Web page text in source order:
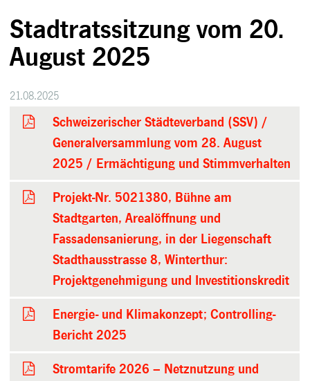
Stadtratssitzung vom 20.
August 2025
21.08.2025
Schweizerischer Städteverband (SSV) /
Generalversammlung vom 28. August
2025 / Ermächtigung und Stimmverhalten
Projekt-Nr. 5021380, Bühne am
Stadtgarten, Arealöffnung und
Fassadensanierung, in der Liegenschaft
Stadthausstrasse 8, Winterthur:
Projektgenehmigung und Investitionskredit
Energie- und Klimakonzept; Controlling-
Bericht 2025
Stromtarife 2026 – Netznutzung und